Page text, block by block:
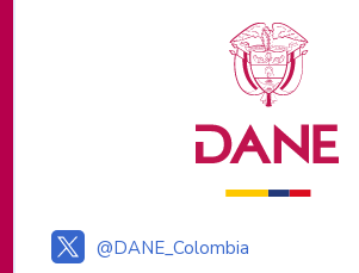
Logos institucionales
@DANE_Colombia